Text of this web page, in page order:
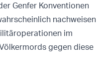
Genfer Konventionen
nachweisen
im
gegen diese